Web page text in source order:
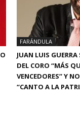
FARÁNDULA
JUAN LUIS
DEL CORO “MÁS
VENCEDORES” Y
“CANTO A LA